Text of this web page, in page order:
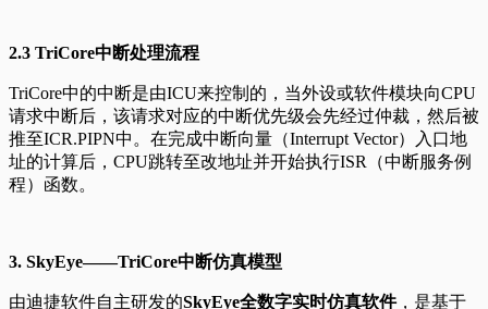
2.3 TriCore中断处理流程
TriCore中的中断是由ICU来控制的，当外设或软件模块向CPU
请求中断后，该请求对应的中断优先级会先经过仲裁，然后被
推至ICR.PIPN中。在完成中断向量（Interrupt Vector）入口地
址的计算后，CPU跳转至改地址并开始执行ISR（中断服务例
程）函数。
3. SkyEye——TriCore中断仿真模型
由迪捷软件自主研发的SkyEye全数字实时仿真软件，是基于